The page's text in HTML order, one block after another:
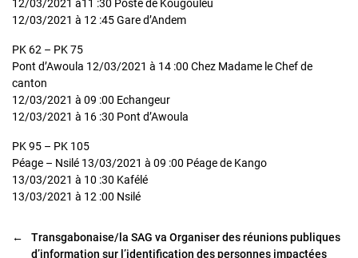
12/03/2021 à11 :30 Poste de Kougouleu
12/03/2021 à 12 :45 Gare d’Andem
PK 62 – PK 75
Pont d’Awoula 12/03/2021 à 14 :00 Chez Madame le Chef de
canton
12/03/2021 à 09 :00 Echangeur
12/03/2021 à 16 :30 Pont d’Awoula
PK 95 – PK 105
Péage – Nsilé 13/03/2021 à 09 :00 Péage de Kango
13/03/2021 à 10 :30 Kafélé
13/03/2021 à 12 :00 Nsilé
←
Transgabonaise/la SAG va Organiser des réunions publiques
d’information sur l’identification des personnes impactées